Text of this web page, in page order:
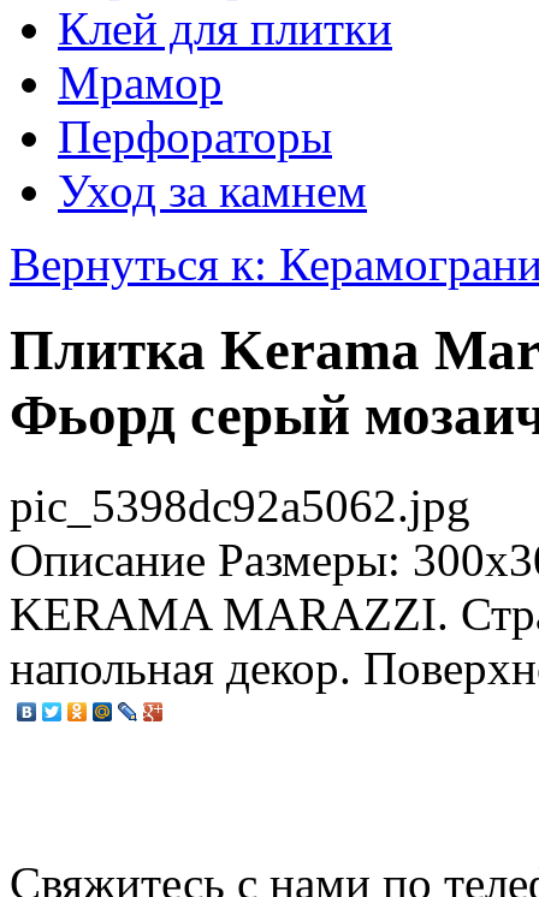
Клей для плитки
Мрамор
Перфораторы
Уход за камнем
Вернуться к:
Плитка Kerama
Фьорд серый
pic_5398dc92a5062.jpg
Описание Размеры:
KERAMA MARAZZI.
напольная декор.
Свяжитесь с нами по